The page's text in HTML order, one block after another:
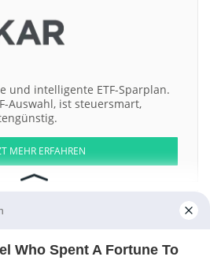
und intelligente ETF-Sparplan.
Auswahl, ist steuersmart,
MEHR ERFAHREN
50 Dow Jones NASDAQ 100 Nikkei 225
S&P 500
Who Spent A Fortune To